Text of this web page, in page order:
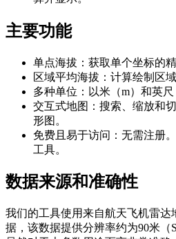
主要功能
单点海拔：获取单个坐标的精
区域平均海拔：计算绘制区
多种单位：以米（m）和英尺
交互式地图：搜索、缩放和
形图。
免费且易于访问：无需注册
工具。
数据来源和准确性
我们的工具使用来自航天飞机雷达
据，该数据提供分辨率约为90米（